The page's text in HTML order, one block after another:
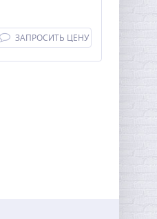
ЗАПРОСИТЬ ЦЕНУ